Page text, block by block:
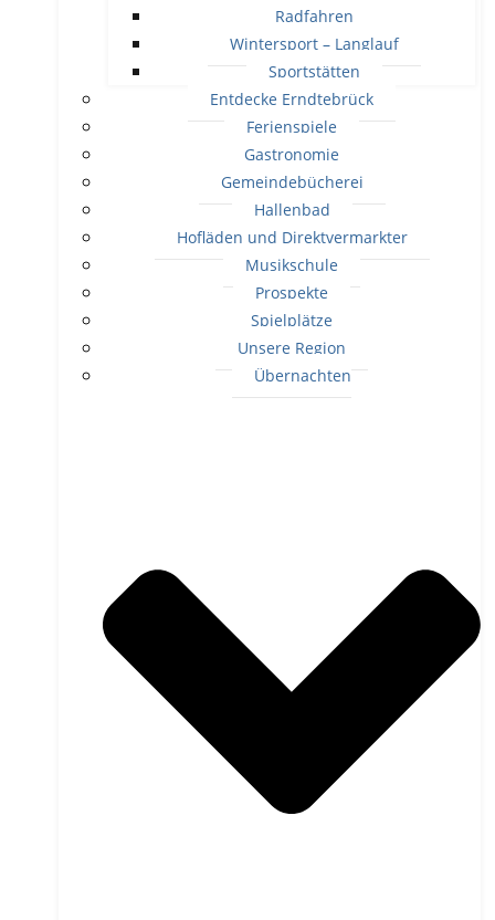
Radfahren
Wintersport – Langlauf
Sportstätten
Entdecke Erndtebrück
Ferienspiele
Gastronomie
Gemeindebücherei
Hallenbad
Hofläden und Direktvermarkter
Musikschule
Prospekte
Spielplätze
Unsere Region
Übernachten